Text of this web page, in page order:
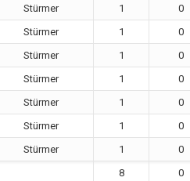
Stürmer 1 0
Stürmer 1 0
Stürmer 1 0
Stürmer 1 0
Stürmer 1 0
Stürmer 1 0
Stürmer 1 0
8 0